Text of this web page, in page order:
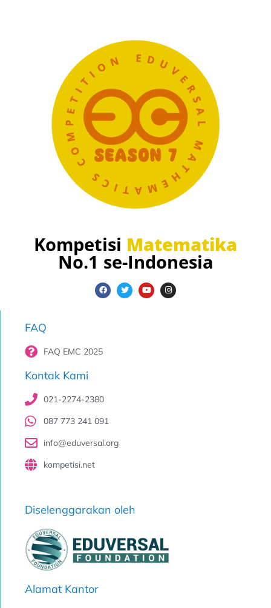
Kompetisi Matematika
No.1 se-Indonesia
FAQ
FAQ EMC 2025
Kontak Kami
021-2274-2380
087 773 241 091
info@eduversal.org
kompetisi.net
Diselenggarakan oleh
Alamat Kantor